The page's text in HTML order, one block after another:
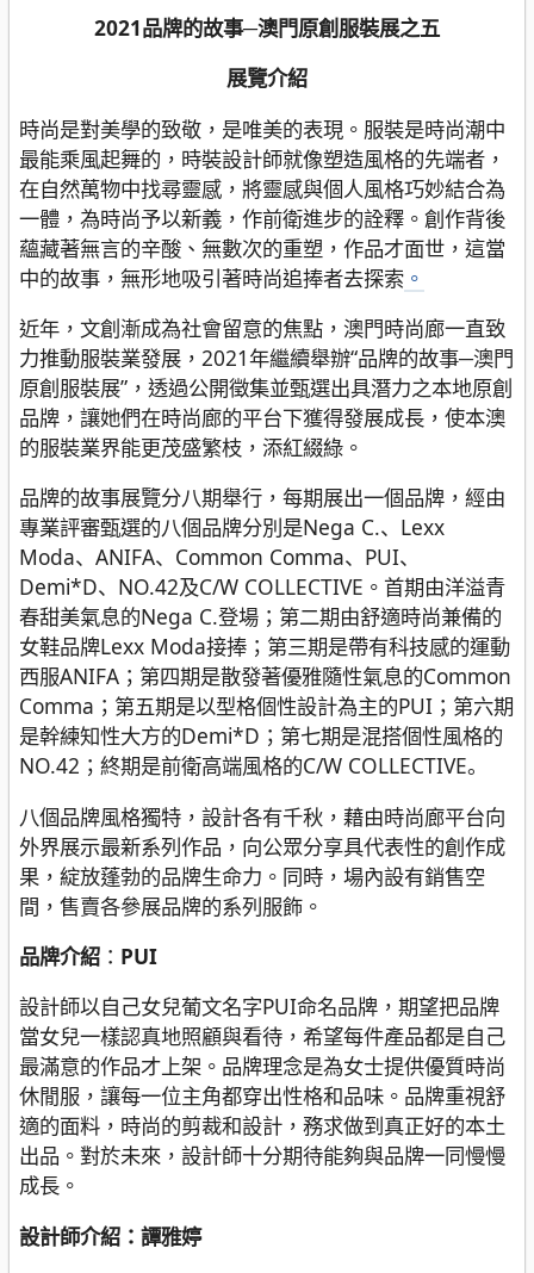
2021品牌的故事─澳門原創服裝展之五
展覽介紹
時尚是對美學的致敬，是唯美的表現。服裝是時尚潮中
最能乘風起舞的，時裝設計師就像塑造風格的先端者，
在自然萬物中找尋靈感，將靈感與個人風格巧妙結合為
一體，為時尚予以新義，作前衛進步的詮釋。創作背後
蘊藏著無言的辛酸、無數次的重塑，作品才面世，這當
中的故事，無形地吸引著時尚追捧者去探索 。
近年，文創漸成為社會留意的焦點，澳門時尚廊一直致
力推動服裝業發展，2021年繼續舉辦“品牌的故事─澳門
原創服裝展”，透過公開徵集並甄選出具潛力之本地原創
品牌，讓她們在時尚廊的平台下獲得發展成長，使本澳
的服裝業界能更茂盛繁枝，添紅綴綠。
品牌的故事展覽分八期舉行，每期展出一個品牌，經由
專業評審甄選的八個品牌分別是Nega C.、Lexx
Moda、ANIFA、Common Comma、PUI、
Demi*D、NO.42及C/W COLLECTIVE。首期由洋溢青
春甜美氣息的Nega C.登場；第二期由舒適時尚兼備的
女鞋品牌Lexx Moda接捧；第三期是帶有科技感的運動
西服ANIFA；第四期是散發著優雅隨性氣息的Common
Comma；第五期是以型格個性設計為主的PUI；第六期
是幹練知性大方的Demi*D；第七期是混搭個性風格的
NO.42；終期是前衛高端風格的C/W COLLECTIVE。
八個品牌風格獨特，設計各有千秋，藉由時尚廊平台向
外界展示最新系列作品，向公眾分享具代表性的創作成
果，綻放蓬勃的品牌生命力。同時，場內設有銷售空
間，售賣各參展品牌的系列服飾。
品牌介紹 ： PUI
設計師以自己女兒葡文名字PUI命名品牌，期望把品牌
當女兒一樣認真地照顧與看待，希望每件產品都是自己
最滿意的作品才上架。品牌理念是為女士提供優質時尚
休閒服，讓每一位主角都穿出性格和品味。品牌重視舒
適的面料，時尚的剪裁和設計，務求做到真正好的本土
出品。對於未來，設計師十分期待能夠與品牌一同慢慢
成長。
設計師介紹：譚雅婷